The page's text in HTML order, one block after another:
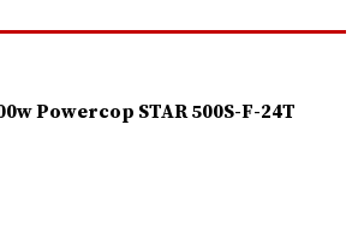
Powercop STAR 500S-F-24T